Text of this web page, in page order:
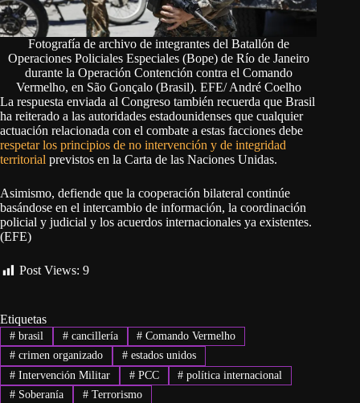
Fotografía de archivo de integrantes del Batallón de
Operaciones Policiales Especiales (Bope) de Río de Janeiro
durante la Operación Contención contra el Comando
Vermelho, en São Gonçalo (Brasil). EFE/ André Coelho
La respuesta enviada al Congreso también recuerda que Brasil
ha reiterado a las autoridades estadounidenses que cualquier
actuación relacionada con el combate a estas facciones debe
respetar los principios de no intervención y de integridad
territorial previstos en la Carta de las Naciones Unidas.
Asimismo, defiende que la cooperación bilateral continúe
basándose en el intercambio de información, la coordinación
policial y judicial y los acuerdos internacionales ya existentes.
(EFE)
Post Views: 9
Etiquetas
#brasil #cancillería # Comando Vermelho
#crimen organizado #estados unidos
#Intervención Militar #PCC # política internacional
#Soberanía #Terrorismo